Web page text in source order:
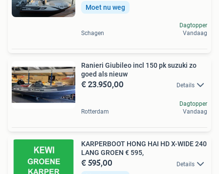
Moet nu weg
Schagen
Dagtopper
Vandaag
Ranieri Giubileo incl 150 pk suzuki zo
goed als nieuw
€ 23.950,00 Details
Rotterdam
Dagtopper
Vandaag
KARPERBOOT HONG HAI HD X-WIDE 240
LANG GROEN € 595,
€ 595,00 Details